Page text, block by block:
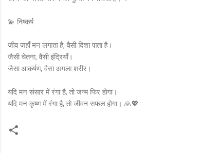
💫 निष्कर्ष
जीव जहाँ मन लगाता है, वैसी दिशा पाता है।
जैसी चेतना, वैसी इंद्रियाँ।
जैसा आकर्षण, वैसा अगला शरीर।
यदि मन संसार में रंगा है, तो जन्म फिर होगा।
यदि मन कृष्ण में रंगा है, तो जीवन सफल होगा। 🙏💖